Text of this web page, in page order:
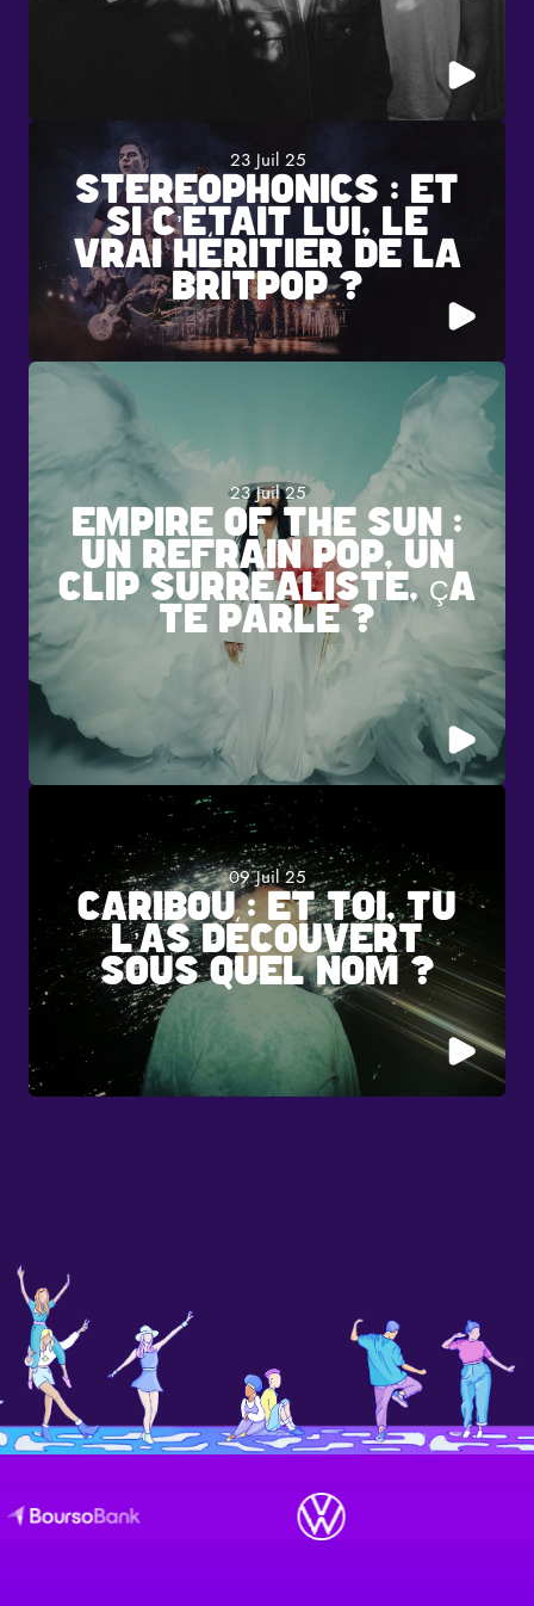
23 Juil 25
STEREOPHONICS : ET
SI C’ÉTAIT LUI, LE
VRAI HÉRITIER DE LA
BRITPOP ?
23 Juil 25
EMPIRE OF THE SUN :
UN REFRAIN POP, UN
CLIP SURRÉALISTE, ÇA
TE PARLE ?
09 Juil 25
CARIBOU : ET TOI, TU
L’AS DÉCOUVERT
SOUS QUEL NOM ?